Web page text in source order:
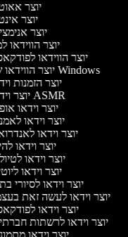
יוצר
יוצר
יוצר
יוצר הווידאו
יוצר הווידאו
יוצר הווידאו של Windows
יוצר הזמנות
יוצר וידאו ASMR
יוצר וידאו
יוצר וידאו
יוצר וידאו
יוצר וידאו
יוצר וידאו
יוצר וידאו
יוצר וידאו לסיורי
יוצר וידאו לעשה זאת
יוצר וידאו
יוצר וידאו לרשתות